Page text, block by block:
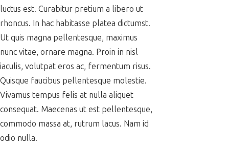
luctus est. Curabitur pretium a libero ut
rhoncus. In hac habitasse platea dictumst.
Ut quis magna pellentesque, maximus
nunc vitae, ornare magna. Proin in nisl
iaculis, volutpat eros ac, fermentum risus.
Quisque faucibus pellentesque molestie.
Vivamus tempus felis at nulla aliquet
consequat. Maecenas ut est pellentesque,
commodo massa at, rutrum lacus. Nam id
odio nulla.